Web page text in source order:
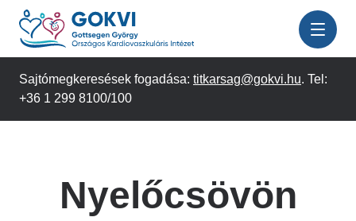
Ugrás
tartalomra
Sajtómegkeresések fogadása: titkarsag@gokvi.hu. Tel:
+36 1 299 8100/100
Nyelőcsövön